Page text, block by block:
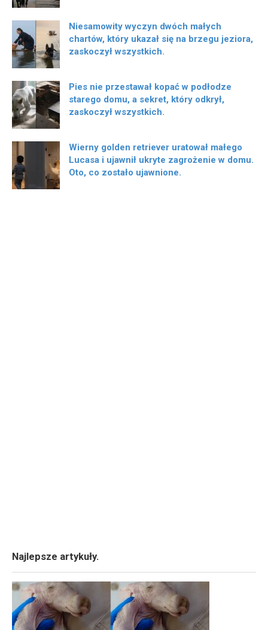
Niesamowity wyczyn dwóch małych
chartów, który ukazał się na brzegu jeziora,
zaskoczył wszystkich.
Pies nie przestawał kopać w podłodze
starego domu, a sekret, który odkrył,
zaskoczył wszystkich.
Wierny golden retriever uratował małego
Lucasa i ujawnił ukryte zagrożenie w domu.
Oto, co zostało ujawnione.
Najlepsze artykuły.